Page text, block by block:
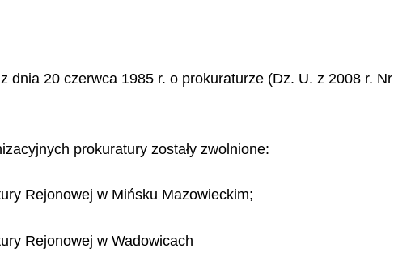
dnia 20 czerwca 1985 r. o prokuraturze (Dz. U. z 2008 r.
prokuratury zostały zwolnione:
Rejonowej w Mińsku Mazowieckim;
Rejonowej w Wadowicach